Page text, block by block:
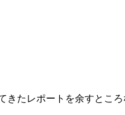
きたレポートを余すとこ